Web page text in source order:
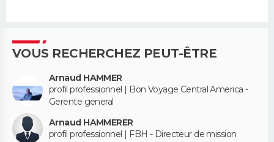
VOUS RECHERCHEZ PEUT-ÊTRE
Arnaud HAMMER
profil professionnel | Bon Voyage Central America -
Gerente general
Arnaud HAMMERER
profil professionnel | FBH - Directeur de mission